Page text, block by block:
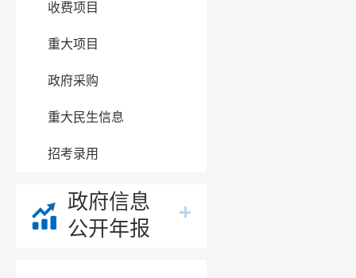
收费项目
重大项目
政府采购
重大民生信息
招考录用
政府信息
公开年报